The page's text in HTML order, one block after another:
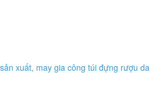
xuất, may gia công túi đựng rượu da